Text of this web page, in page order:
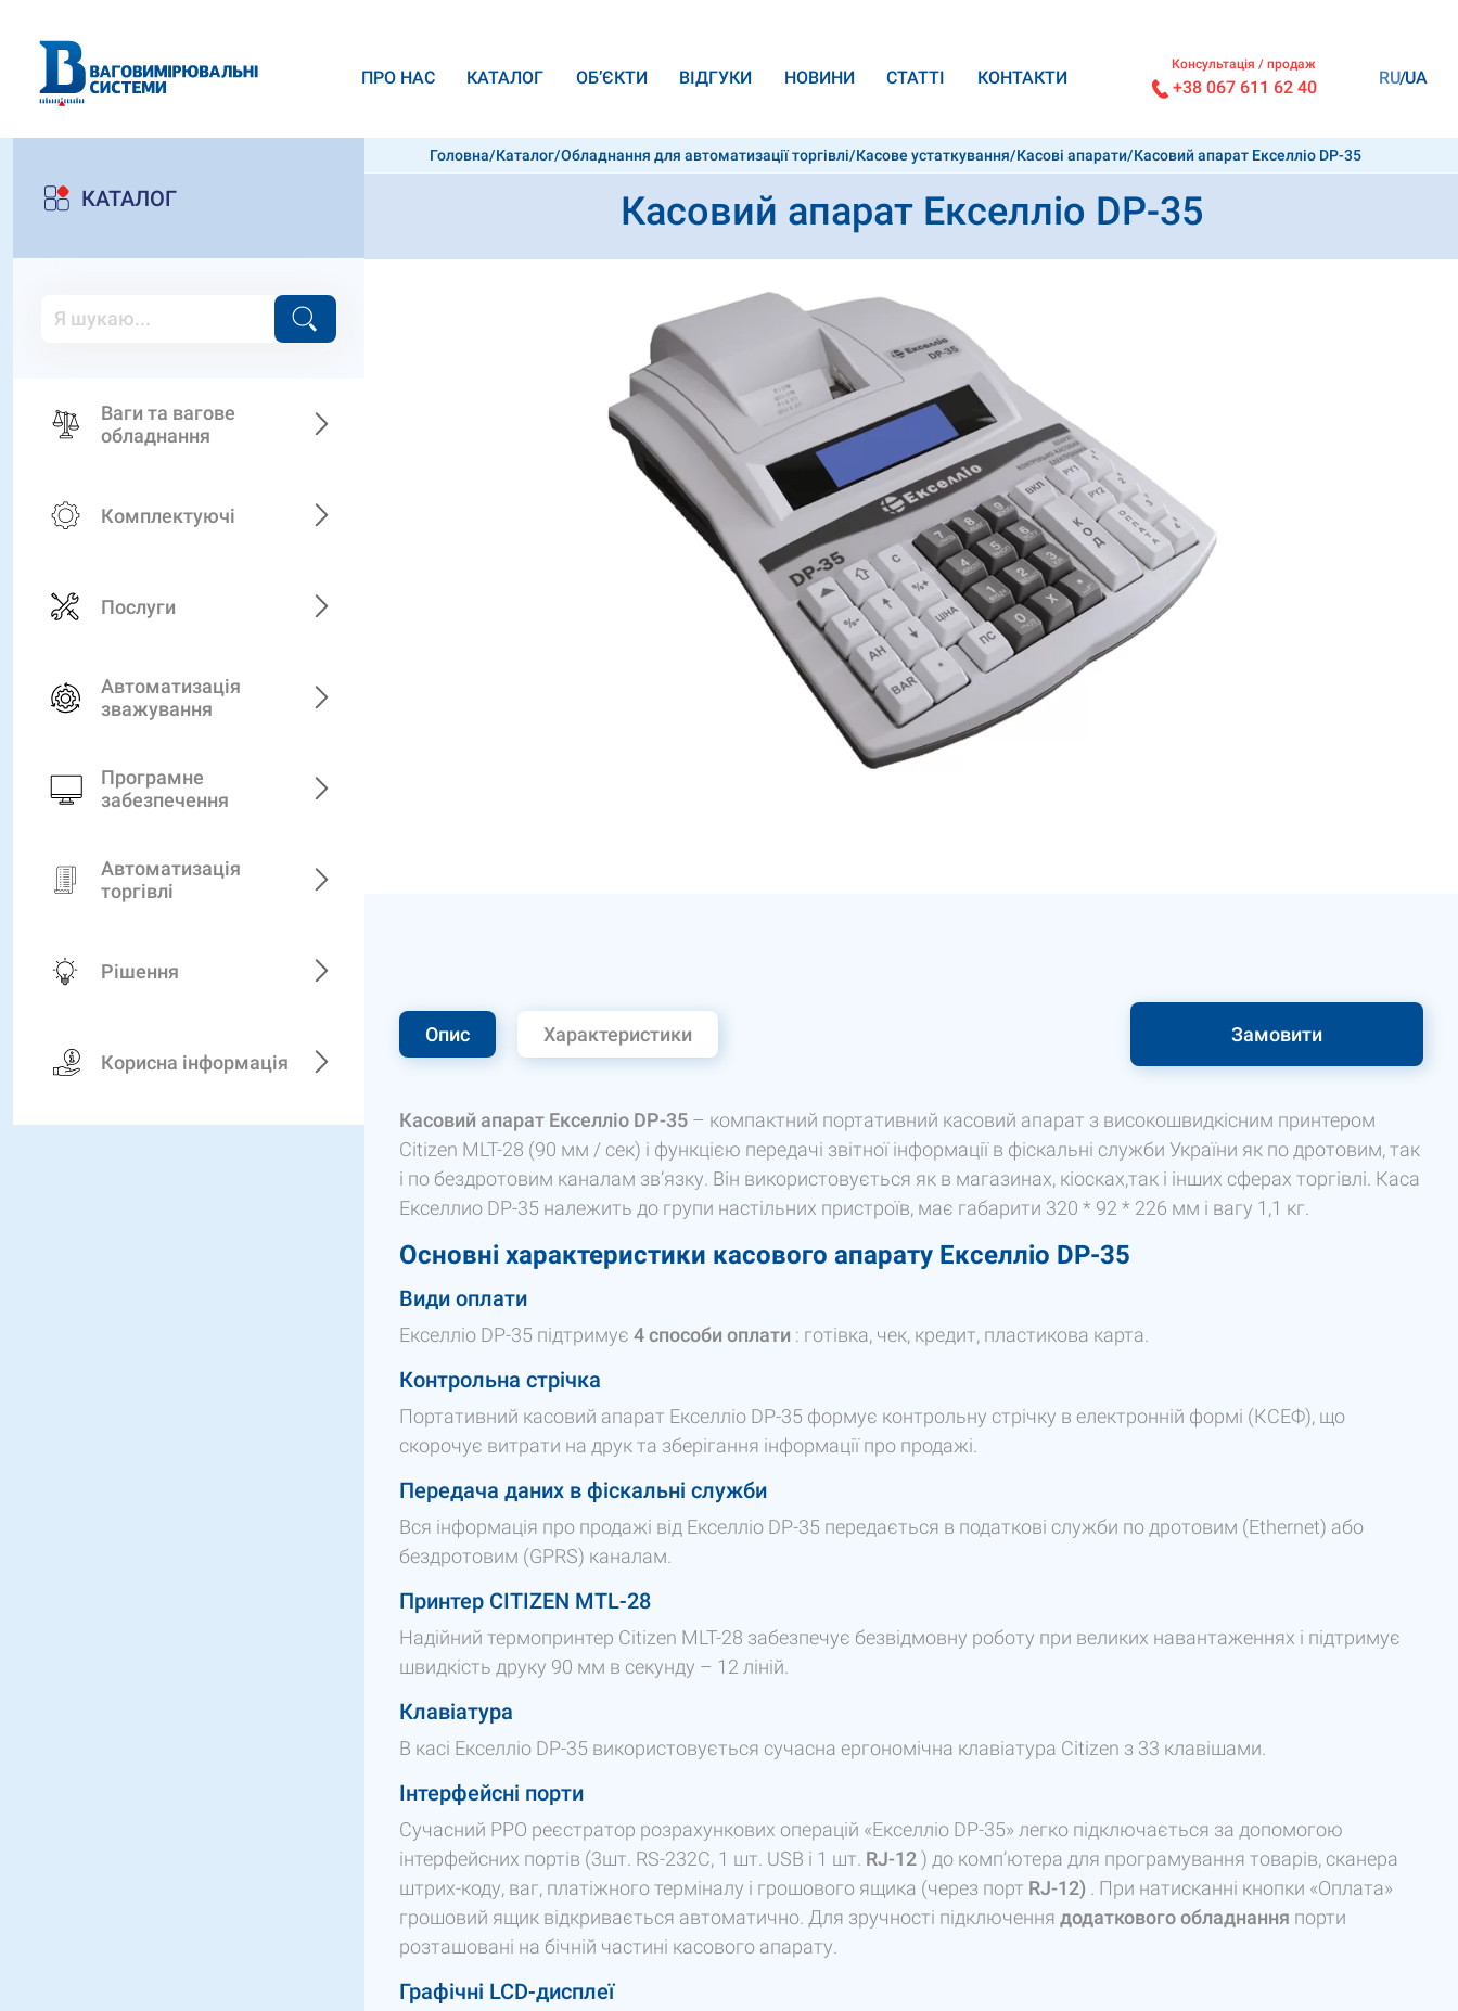
ПРО НАС КАТАЛОГ ОБ’ЄКТИ ВІДГУКИ НОВИНИ СТАТТІ КОНТАКТИ
Консультація / продаж
+38 067 611 62 40 RU UA
КАТАЛОГ
Ваги та вагове
обладнання
Комплектуючі
Послуги
Автоматизація
зважування
Програмне
забезпечення
Автоматизація
торгівлі
Рішення
Корисна інформація
Головна/Каталог/Обладнання для автоматизації торгівлі/Касове устаткування/Касові апарати/Касовий апарат Екселліо DP-35
Касовий апарат Екселліо DP-35
Опис Характеристики Замовити
Касовий апарат Екселліо DP-35 – компактний портативний касовий апарат з високошвидкісним принтером
Citizen MLT-28 (90 мм / сек) і функцією передачі звітної інформації в фіскальні служби України як по дротовим, так
і по бездротовим каналам зв’язку. Він використовується як в магазинах, кіосках,так і інших сферах торгівлі. Каса
Екселлио DP-35 належить до групи настільних пристроїв, має габарити 320 * 92 * 226 мм і вагу 1,1 кг.
Основні характеристики касового апарату Екселліо DP-35
Види оплати
Екселліо DP-35 підтримує 4 способи оплати : готівка, чек, кредит, пластикова карта.
Контрольна стрічка
Портативний касовий апарат Екселліо DP-35 формує контрольну стрічку в електронній формі (КСЕФ), що
скорочує витрати на друк та зберігання інформації про продажі.
Передача даних в фіскальні служби
Вся інформація про продажі від Екселліо DP-35 передається в податкові служби по дротовим (Ethernet) або
бездротовим (GPRS) каналам.
Принтер CITIZEN MTL-28
Надійний термопринтер Citizen MLT-28 забезпечує безвідмовну роботу при великих навантаженнях і підтримує
швидкість друку 90 мм в секунду – 12 ліній.
Клавіатура
В касі Екселліо DP-35 використовується сучасна ергономічна клавіатура Citizen з 33 клавішами.
Інтерфейсні порти
Сучасний РРО реєстратор розрахункових операцій «Екселліо DP-35» легко підключається за допомогою
інтерфейсних портів (3шт. RS-232C, 1 шт. USB і 1 шт. RJ-12) до комп’ютера для програмування товарів, сканера
штрих-коду, ваг, платіжного терміналу і грошового ящика (через порт RJ-12)
. При натисканні кнопки «Оплата»
грошовий ящик відкривається автоматично. Для зручності підключення додаткового обладнання порти
розташовані на бічній частині касового апарату.
Графічні LCD-дисплеї